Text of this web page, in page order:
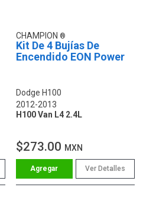
CHAMPION
Kit De 4 Bujías De
Encendido EON Power
Dodge H100
2012-2013
H100 Van L4 2.4L
$273.00 MXN
Ver Detalles